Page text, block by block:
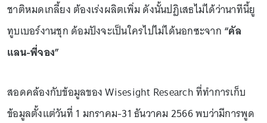
ชาติหมดเกลี้ยง ต้องเร่งผลิตเพิ่ม ดังนั้นปฏิเสธไม่ได้ว่านาทีนี้ยู
ทูบเบอร์งานชุก ด้อมปังจะเป็นใครไปไม่ได้นอกซะจาก “คัล
แลน-พี่จอง”
สอดคล้องกับข้อมูลของ Wisesight Research ที่ทำการเก็บ
ข้อมูลตั้งแต่วันที่ 1 มกราคม-31 ธันวาคม 2566 พบว่ามีการพูด